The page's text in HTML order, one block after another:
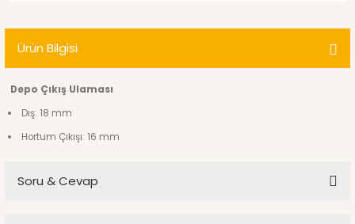
Ürün Bilgisi
Depo Çıkış Ulaması
Dış: 18 mm
Hortum Çıkışı: 16 mm
Soru & Cevap